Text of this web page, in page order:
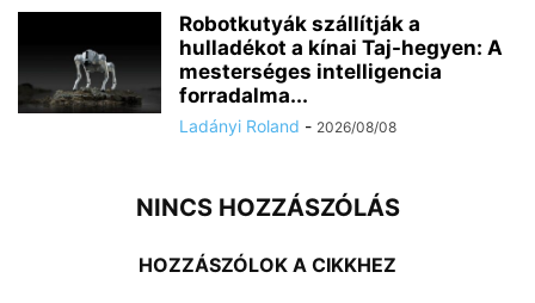
Robotkutyák szállítják a
hulladékot a kínai Taj-hegyen: A
mesterséges intelligencia
forradalma...
Ladányi Roland - 2026/08/08
NINCS HOZZÁSZÓLÁS
HOZZÁSZÓLOK A CIKKHEZ